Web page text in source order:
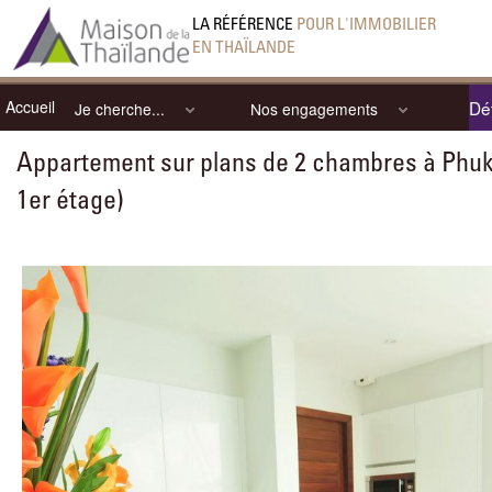
LA RÉFÉRENCE POUR L'IMMOBILIER
EN THAÏLANDE
Accueil Je cherche... Nos engagements
Appartement sur plans de 2 chambres à
1er étage)